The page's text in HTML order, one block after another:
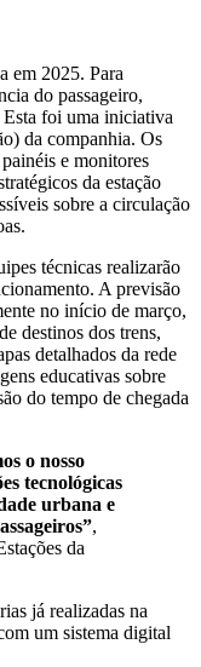
em 2025. Para
do passageiro,
foi uma iniciativa
da companhia. Os
e monitores
da estação
sobre a circulação
técnicas realizarão
A previsão
no início de março,
destinos dos trens,
detalhados da rede
educativas sobre
do tempo de chegada
o nosso
tecnológicas
urbana e
,
da
já realizadas na
um sistema digital